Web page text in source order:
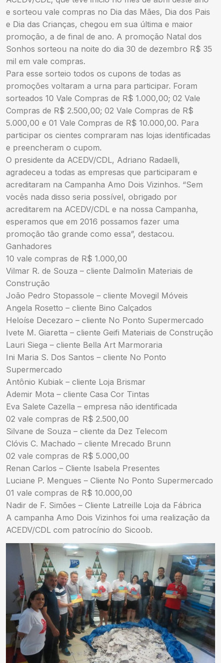
e sorteou vale compras no Dia das Mães, Dia dos Pais
e Dia das Crianças, chegou em sua última e maior
promoção, a de final de ano. A promoção Natal dos
Sonhos sorteou na noite do dia 30 de dezembro R$ 35
mil em vale compras.
Para esse sorteio todos os cupons de todas as
promoções voltaram a urna para participar. Foram
sorteados 10 Vale Compras de R$ 1.000,00; 02 Vale
Compras de R$ 2.500,00; 02 Vale Compras de R$
5.000,00 e 01 Vale Compras de R$ 10.000,00. Para
participar os cientes compraram nas lojas identificadas
e preencheram o cupom.
O presidente da ACEDV/CDL, Adriano Radaelli,
agradeceu a todas as empresas que participaram e
acreditaram na Campanha Amo Dois Vizinhos. “Sem
vocês nada disso seria possível, obrigado por
acreditarem na ACEDV/CDL e na nossa Campanha,
esperamos que em 2016 possamos fazer uma
promoção tão grande como essa”, destacou.
Ganhadores
10 vale compras de R$ 1.000,00
Vilmar R. de Souza – cliente Dalmolin Materiais de
Construção
João Pedro Stopassole – cliente Movegil Móveis
Angela Rosetto – cliente Bino Calçados
Heloíse Decezaro – cliente No Ponto Supermercado
Ivete M. Giaretta – cliente Geifi Materiais de Construção
Lauri Siega – cliente Bella Art Marmoraria
Ini Maria S. Dos Santos – cliente No Ponto
Supermercado
Antônio Kubiak – cliente Loja Brismar
Ademir Mota – cliente Casa Cor Tintas
Eva Salete Cazella – empresa não identificada
02 vale compras de R$ 2.500,00
Silvane de Souza – cliente da Dez Telecom
Clóvis C. Machado – cliente Mrecado Brunn
02 vale compras de R$ 5.000,00
Renan Carlos – Cliente Isabela Presentes
Luciane P. Mengues – Cliente No Ponto Supermercado
01 vale compras de R$ 10.000,00
Nadir de F. Simões – Cliente Latreille Loja da Fábrica
A campanha Amo Dois Vizinhos foi uma realização da
ACEDV/CDL com patrocínio do Sicoob.